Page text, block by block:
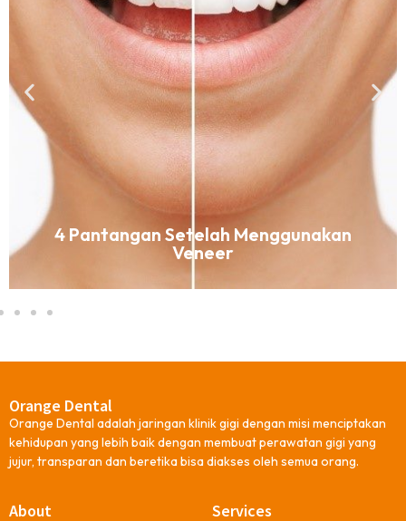
4 Pantangan Setelah Menggunakan
Veneer
Orange Dental
Orange Dental adalah jaringan klinik gigi dengan misi menciptakan
kehidupan yang lebih baik dengan membuat perawatan gigi yang
jujur, transparan dan beretika bisa diakses oleh semua orang.
About Services